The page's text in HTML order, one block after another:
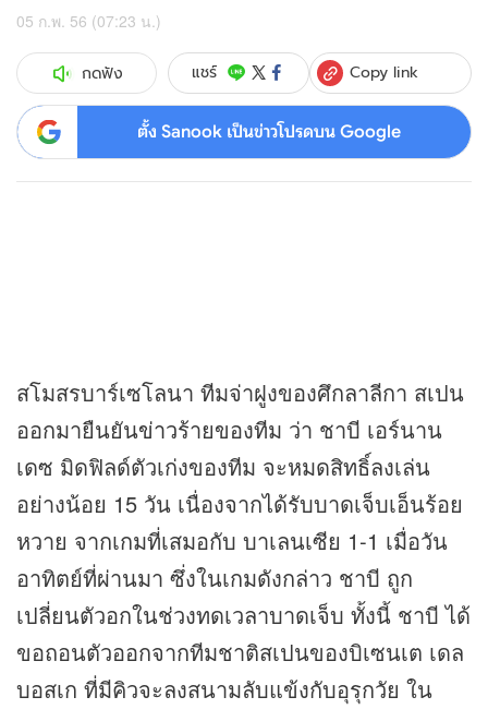
05 ก.พ. 56 (07:23 น.)
กดฟัง แชร์ Copy link
ตั้ง Sanook เป็นข่าวโปรดบน Google
สโมสรบาร์เซโลนา ทีมจ่าฝูงของศึกลาลีกา สเปน
ออกมายืนยันข่าวร้ายของทีม ว่า ชาบี เอร์นาน
เดซ มิดฟิลด์ตัวเก่งของทีม จะหมดสิทธิ์ลงเล่น
อย่างน้อย 15 วัน เนื่องจากได้รับบาดเจ็บเอ็นร้อย
หวาย จากเกมที่เสมอกับ บาเลนเซีย 1-1 เมื่อวัน
อาทิตย์ที่ผ่านมา ซึ่งในเกมดังกล่าว ชาบี ถูก
เปลี่ยนตัวอกในช่วงทดเวลาบาดเจ็บ ทั้งนี้ ชาบี ได้
ขอถอนตัวออกจากทีมชาติสเปนของบิเซนเต เดล
บอสเก ที่มีคิวจะลงสนามลับแข้งกับอุรุกวัย ใน